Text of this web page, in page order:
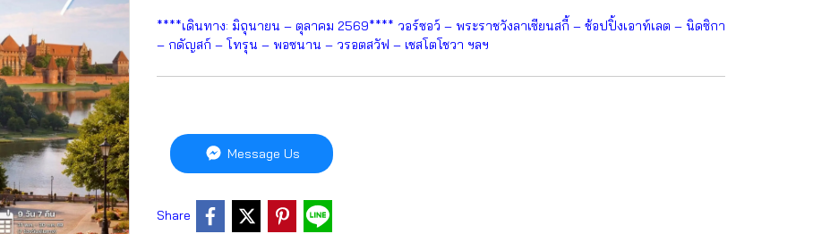
****เดินทาง: มิถุนายน – ตุลาคม 2569**** วอร์ซอว์ – พระราชวังลาเซียนสกี้ – ช้อปปิ้งเอาท์เลต – นิดซิกา
– กดัญสก์ – โทรุน – พอซนาน – วรอตสวัฟ – เชสโตโชวา ฯลฯ
Message Us
Share